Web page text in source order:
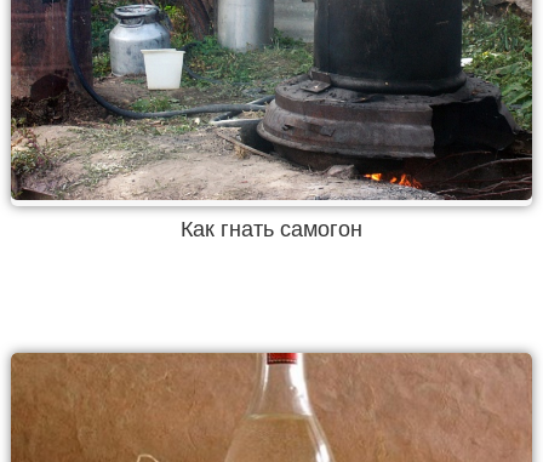
Как гнать самогон